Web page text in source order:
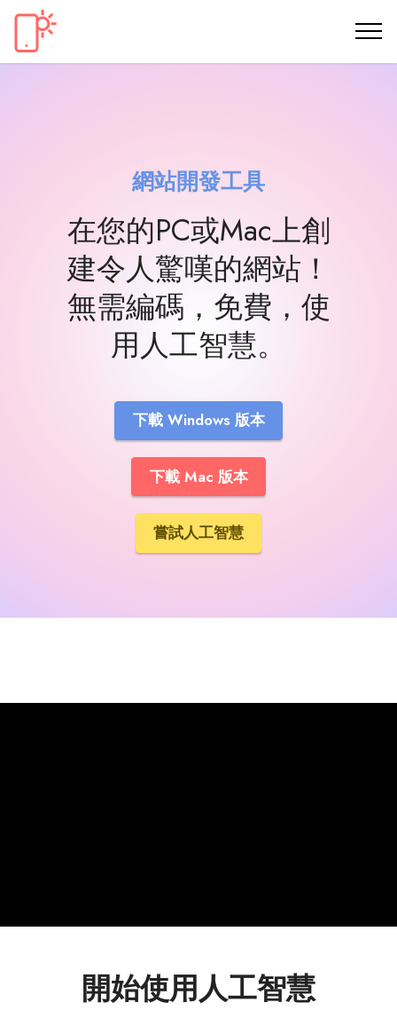
網站開發工具
在您的PC或Mac上創
建令人驚嘆的網站！
無需編碼，免費，使
用人工智慧。
下載 Windows 版本
下載 Mac 版本
嘗試人工智慧
開始使用人工智慧